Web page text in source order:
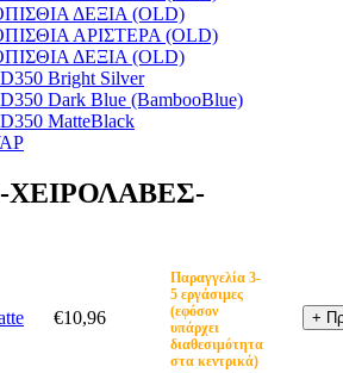
ΔΕΞΙΑ (OLD)
ΑΡΙΣΤΕΡΑ (OLD)
ΔΕΞΙΑ (OLD)
Bright Silver
Dark Blue (BambooBlue)
MatteBlack
ΧΕΙΡΟΛΑΒΕΣ-
€10,96
Παραγγελία 3-
5 εργάσιμες
(εφόσον
υπάρχει
διαθεσιμότητα
στα κεντρικά)